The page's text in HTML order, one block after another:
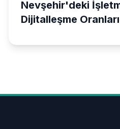
Nevşehir'deki
Dijitalleşme